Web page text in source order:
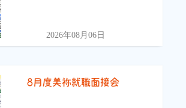
2026年08月06日
8月度美祢就職面接会